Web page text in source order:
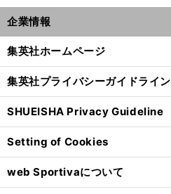
企業情報
集英社ホームページ
集英社プライバシーガイドライン
SHUEISHA Privacy Guideline
Setting of Cookies
web Sportivaについて